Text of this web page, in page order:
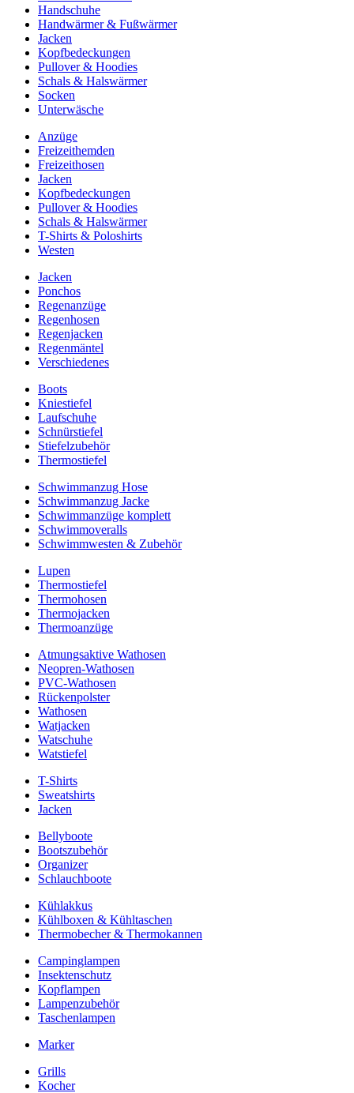
Handschuhe
Handwärmer & Fußwärmer
Jacken
Kopfbedeckungen
Pullover & Hoodies
Schals & Halswärmer
Socken
Unterwäsche
Anzüge
Freizeithemden
Freizeithosen
Jacken
Kopfbedeckungen
Pullover & Hoodies
Schals & Halswärmer
T-Shirts & Poloshirts
Westen
Jacken
Ponchos
Regenanzüge
Regenhosen
Regenjacken
Regenmäntel
Verschiedenes
Boots
Kniestiefel
Laufschuhe
Schnürstiefel
Stiefelzubehör
Thermostiefel
Schwimmanzug Hose
Schwimmanzug Jacke
Schwimmanzüge komplett
Schwimmoveralls
Schwimmwesten & Zubehör
Lupen
Thermostiefel
Thermohosen
Thermojacken
Thermoanzüge
Atmungsaktive Wathosen
Neopren-Wathosen
PVC-Wathosen
Rückenpolster
Wathosen
Watjacken
Watschuhe
Watstiefel
T-Shirts
Sweatshirts
Jacken
Bellyboote
Bootszubehör
Organizer
Schlauchboote
Kühlakkus
Kühlboxen & Kühltaschen
Thermobecher & Thermokannen
Campinglampen
Insektenschutz
Kopflampen
Lampenzubehör
Taschenlampen
Marker
Grills
Kocher